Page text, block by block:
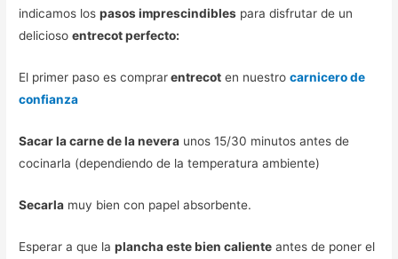
indicamos lospasos imprescindibles para disfrutar de un
deliciosoentrecot perfecto:
El primer paso es comprarentrecot en nuestrocarnicero de
confianza
Sacar la carne de la nevera unos 15/30 minutos antes de
cocinarla (dependiendo de la temperatura ambiente)
Secarla muy bien con papel absorbente.
Esperar a que laplancha este bien caliente antes de poner el